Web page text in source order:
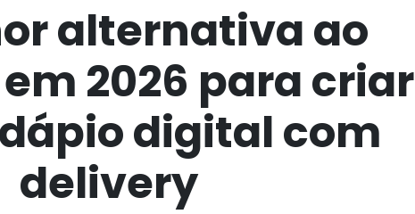
alternativa ao
2026 para criar
digital com
delivery